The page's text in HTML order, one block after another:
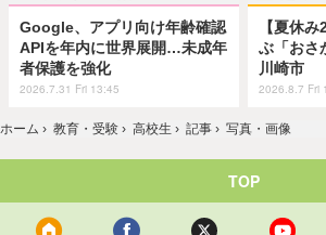
Google、アプリ向け年齢確認
APIを年内に世界展開…未成年
者保護を強化
2026.7.31 Fri 13:45
【夏休
ぶ「おさ
川崎市
2026.8.7 Fri
ホーム › 教育・受験 › 高校生 › 記事 › 写真・画像
TOP